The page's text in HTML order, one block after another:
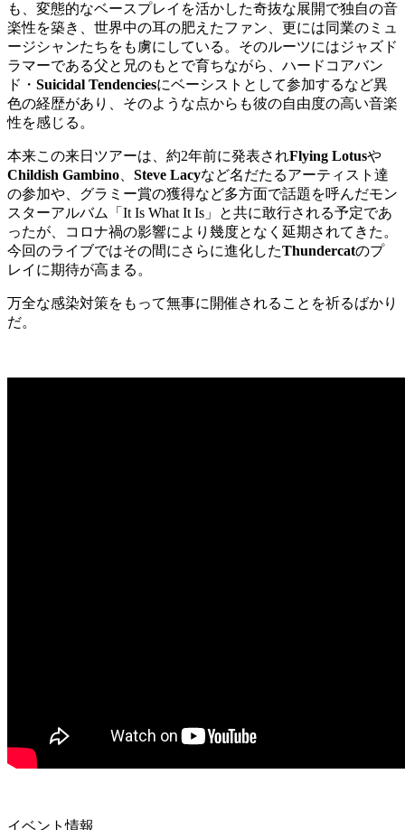
も、変態的なベースプレイを活かした奇抜な展開で独自の音
楽性を築き、世界中の耳の肥えたファン、更には同業のミュ
ージシャンたちをも虜にしている。そのルーツにはジャズド
ラマーである父と兄のもとで育ちながら、ハードコアバン
ド・ Suicidal Tendenciesにベーシストとして参加するなど異
色の経歴があり、そのような点からも彼の自由度の高い音楽
性を感じる。
本来この来日ツアーは、約2年前に発表されFlying Lotusや
Childish Gambino
Steve Lacyなど名だたるアーティスト達
の参加や、グラミー賞の獲得など多方面で話題を呼んだモン
スターアルバム「It Is What It Is」と共に敢行される予定であ
ったが、コロナ禍の影響により幾度となく延期されてきた。
今回のライブではその間にさらに進化したThundercatのプ
レイに期待が高まる。
万全な感染対策をもって無事に開催されることを祈るばかり
だ。
イベント情報